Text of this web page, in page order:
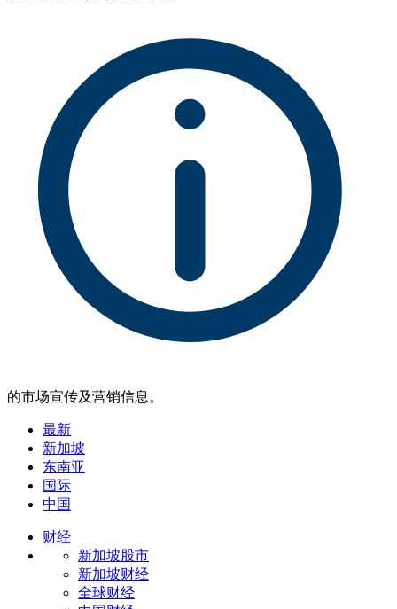
的市场宣传及营销信息。
最新
新加坡
东南亚
国际
中国
财经
新加坡股市
新加坡财经
全球财经